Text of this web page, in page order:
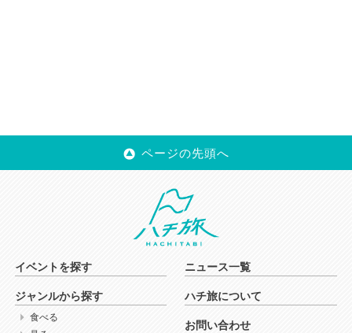
ページの先頭へ
イベントを探す
ジャンルから探す
食べる
ニュース一覧
ハチ旅について
お問い合わせ